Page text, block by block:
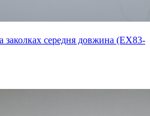
заколках середня довжина (EX83-